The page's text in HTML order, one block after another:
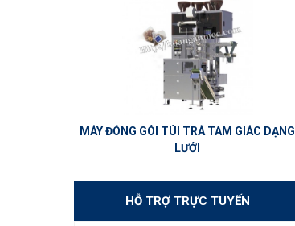
MÁY ĐÓNG GÓI TÚI TRÀ TAM GIÁC DẠNG
LƯỚI
HỖ TRỢ TRỰC TUYẾN